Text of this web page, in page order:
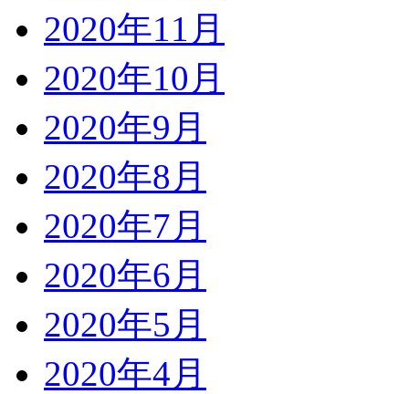
2020年11月
2020年10月
2020年9月
2020年8月
2020年7月
2020年6月
2020年5月
2020年4月